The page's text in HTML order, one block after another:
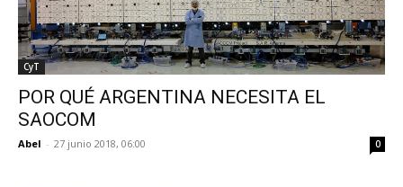
CyT
POR QUÉ ARGENTINA NECESITA EL
SAOCOM
Abel - 27 junio 2018, 06:00 0